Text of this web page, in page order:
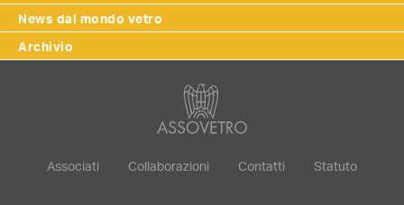
News dal mondo vetro
Archivio
Associati Collaborazioni Contatti Statuto